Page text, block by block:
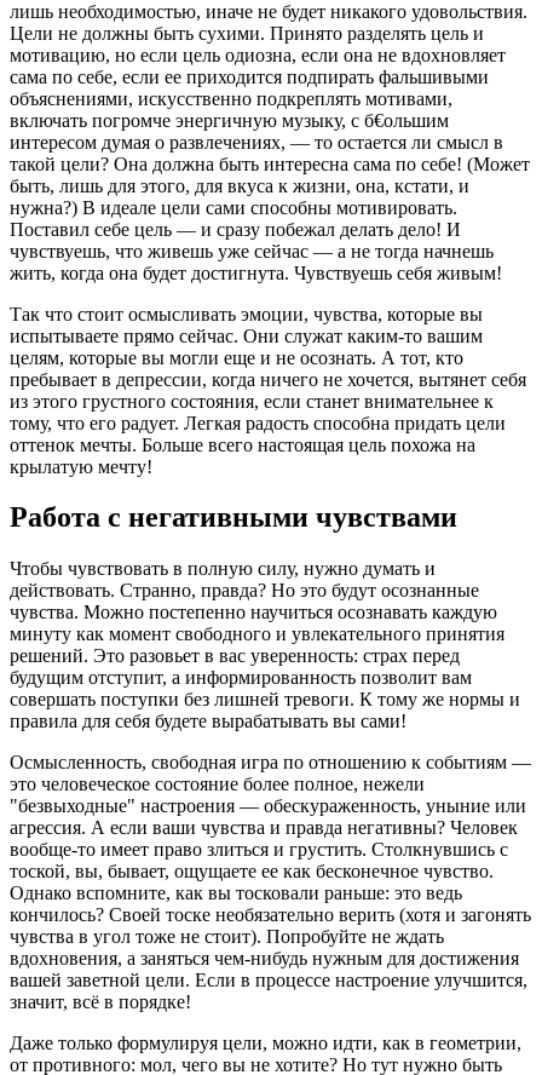
лишь необходимостью, иначе не будет никакого удовольствия.
Цели не должны быть сухими. Принято разделять цель и
мотивацию, но если цель одиозна, если она не вдохновляет
сама по себе, если ее приходится подпирать фальшивыми
объяснениями, искусственно подкреплять мотивами,
включать погромче энергичную музыку, с б€oльшим
интересом думая о развлечениях, — то остается ли смысл в
такой цели? Она должна быть интересна сама по себе! (Может
быть, лишь для этого, для вкуса к жизни, она, кстати, и
нужна?) В идеале цели сами способны мотивировать.
Поставил себе цель — и сразу побежал делать дело! И
чувствуешь, что живешь уже сейчас — а не тогда начнешь
жить, когда она будет достигнута. Чувствуешь себя живым!
Так что стоит осмысливать эмоции, чувства, которые вы
испытываете прямо сейчас. Они служат каким-то вашим
целям, которые вы могли еще и не осознать. А тот, кто
пребывает в депрессии, когда ничего не хочется, вытянет себя
из этого грустного состояния, если станет внимательнее к
тому, что его радует. Легкая радость способна придать цели
оттенок мечты. Больше всего настоящая цель похожа на
крылатую мечту!
Работа с негативными чувствами
Чтобы чувствовать в полную силу, нужно думать и
действовать. Странно, правда? Но это будут осознанные
чувства. Можно постепенно научиться осознавать каждую
минуту как момент свободного и увлекательного принятия
решений. Это разовьет в вас уверенность: страх перед
будущим отступит, а информированность позволит вам
совершать поступки без лишней тревоги. К тому же нормы и
правила для себя будете вырабатывать вы сами!
Осмысленность, свободная игра по отношению к событиям —
это человеческое состояние более полное, нежели
"безвыходные" настроения — обескураженность, уныние или
агрессия. А если ваши чувства и правда негативны? Человек
вообще-то имеет право злиться и грустить. Столкнувшись с
тоской, вы, бывает, ощущаете ее как бесконечное чувство.
Однако вспомните, как вы тосковали раньше: это ведь
кончилось? Своей тоске необязательно верить (хотя и загонять
чувства в угол тоже не стоит). Попробуйте не ждать
вдохновения, а заняться чем-нибудь нужным для достижения
вашей заветной цели. Если в процессе настроение улучшится,
значит, всё в порядке!
Даже только формулируя цели, можно идти, как в геометрии,
от противного: мол, чего вы не хотите? Но тут нужно быть